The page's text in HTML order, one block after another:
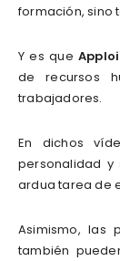
formación, sino
Y es queApploi
de recursos
trabajadores.
En dichos
personalidad y
ardua tarea de
Asimismo, las
también